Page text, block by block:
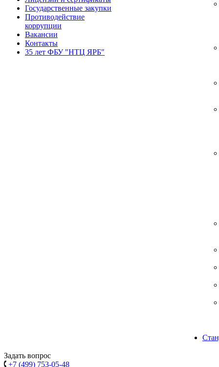
Государственные закупки
Противодействие
коррупции
Вакансии
Контакты
35 лет ФБУ "НТЦ ЯРБ"
Задать вопрос
+7 (499) 753-05-48